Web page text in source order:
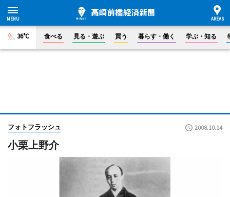
36°C 食べる 見る・遊ぶ 買う 暮らす・働く 学ぶ・知る
フォトフラッシュ 2008.10.14
小栗上野介